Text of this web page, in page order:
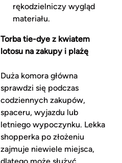
rękodzielniczy wygląd
materiału.
Torba tie-dye z kwiatem
lotosu na zakupy i plażę
Duża komora główna
sprawdzi się podczas
codziennych zakupów,
spaceru, wyjazdu lub
letniego wypoczynku. Lekka
shopperka po złożeniu
zajmuje niewiele miejsca,